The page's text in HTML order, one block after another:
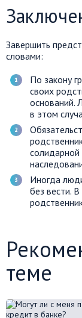
Завершить
словами:
По закону
своих
оснований.
в этом
солидарной
Иногда
без вести.
теме